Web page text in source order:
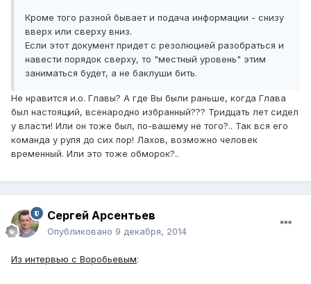
Кроме того разной бывает и подача информации - снизу
вверх или сверху вниз.
Если этот документ придет с резолюцией разобраться и
навести порядок сверху, то "местный уровень" этим
заниматься будет, а не баклуши бить.
Не нравится и.о. Главы? А где Вы были раньше, когда Глава
был настоящий, всенародно избранный??? Тридцать лет сидел
у власти! Или он тоже был, по-вашему не того?.. Так вся его
команда у руля до сих пор! Лахов, возможно человек
временный. Или это тоже обморок?..
Сергей Арсентьев
Опубликовано 9 декабря, 2014
Из интервью с Воробьевым: